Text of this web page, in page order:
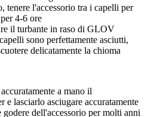
tenere l'accessorio tra i capelli per
4-6 ore
il turbante in raso di GLOV
sono perfettamente asciutti,
delicatamente la chioma
a mano il
lasciarlo asciugare accuratamente
dell'accessorio per molti anni